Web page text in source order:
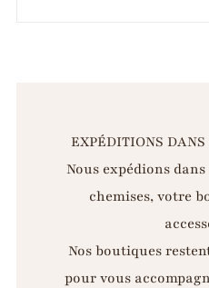
EXPÉDITIONS
Nous expédions
chemises, votre
Nos boutiques
pour vous